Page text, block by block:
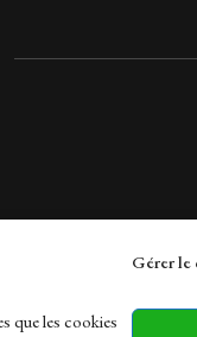
Gérer le
que les cookies